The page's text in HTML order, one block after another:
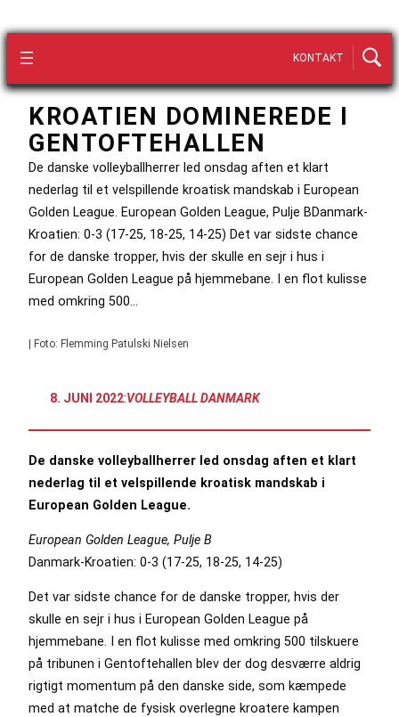
KONTAKT
KROATIEN DOMINEREDE I
GENTOFTEHALLEN
De danske volleyballherrer led onsdag aften et klart
nederlag til et velspillende kroatisk mandskab i European
Golden League. European Golden League, Pulje BDanmark-
Kroatien: 0-3 (17-25, 18-25, 14-25) Det var sidste chance
for de danske tropper, hvis der skulle en sejr i hus i
European Golden League på hjemmebane. I en flot kulisse
med omkring 500…
| Foto: Flemming Patulski Nielsen
8. JUNI 2022:VOLLEYBALL DANMARK
De danske volleyballherrer led onsdag aften et klart
nederlag til et velspillende kroatisk mandskab i
European Golden League.
European Golden League, Pulje B
Danmark-Kroatien: 0-3 (17-25, 18-25, 14-25)
Det var sidste chance for de danske tropper, hvis der
skulle en sejr i hus i European Golden League på
hjemmebane. I en flot kulisse med omkring 500 tilskuere
på tribunen i Gentoftehallen blev der dog desværre aldrig
rigtigt momentum på den danske side, som kæmpede
med at matche de fysisk overlegne kroatere kampen